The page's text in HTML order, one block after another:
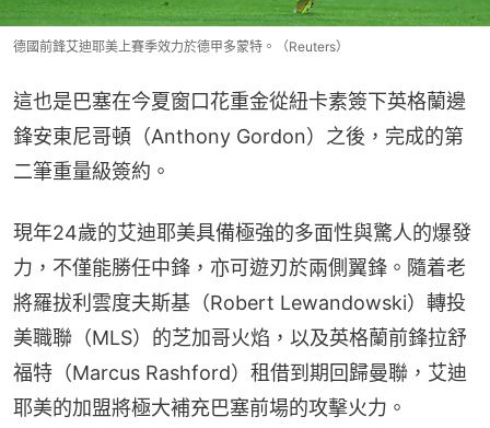
德國前鋒艾迪耶美上賽季效力於德甲多蒙特。（Reuters）
這也是巴塞在今夏窗口花重金從紐卡素簽下英格蘭邊
鋒安東尼哥頓（Anthony Gordon）之後，完成的第
二筆重量級簽約。
現年24歲的艾迪耶美具備極強的多面性與驚人的爆發
力，不僅能勝任中鋒，亦可遊刃於兩側翼鋒。隨着老
將羅拔利雲度夫斯基（Robert Lewandowski）轉投
美職聯（MLS）的芝加哥火焰，以及英格蘭前鋒拉舒
福特（Marcus Rashford）租借到期回歸曼聯，艾迪
耶美的加盟將極大補充巴塞前場的攻擊火力。